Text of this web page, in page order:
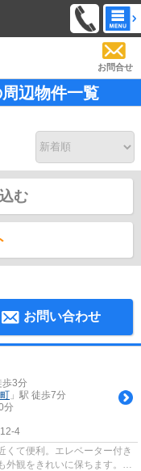
お問合せ
辺物件一覧
む
お問い合わせ
歩3分
」駅 徒歩7分
分
12-4
くて便利。エレベーター付き
外観をきれいに保ちます。駅